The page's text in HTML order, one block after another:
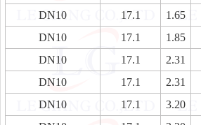
DN10 17.1 1.65
DN10
17.1 1.85
DN10
17.1 2.31
DN10
17.1 2.31
DN10
17.1 3.20